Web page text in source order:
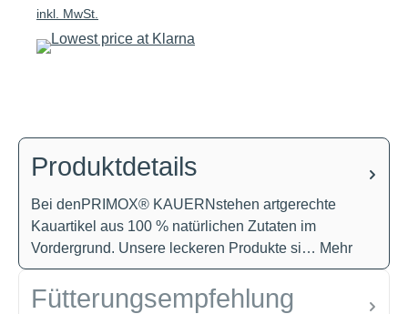
inkl. MwSt.
Produktdetails
Bei denPRIMOX® KAUERNstehen artgerechte
Kauartikel aus 100 % natürlichen Zutaten im
Vordergrund. Unsere leckeren Produkte si… Mehr
Fütterungsempfehlung